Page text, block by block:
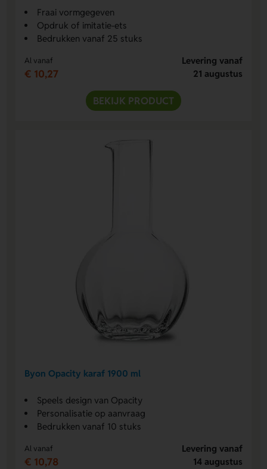
Fraai vormgegeven
Opdruk of imitatie-ets
Bedrukken vanaf 25 stuks
Al vanaf
€ 10,27
Levering vanaf
21 augustus
BEKIJK PRODUCT
Byon Opacity karaf 1900 ml
Speels design van Opacity
Personalisatie op aanvraag
Bedrukken vanaf 10 stuks
Al vanaf
€ 10,78
Levering vanaf
14 augustus